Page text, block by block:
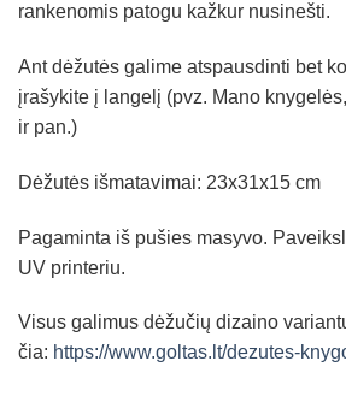
rankenomis patogu kažkur nusinešti.
Ant dėžutės galime atspausdinti bet
įrašykite į langelį (pvz. Mano
ir pan.)
Dėžutės išmatavimai: 23x31x15 cm
Pagaminta iš pušies masyvo.
UV printeriu.
Visus galimus dėžučių dizaino
čia: https://www.goltas.lt/dezutes-